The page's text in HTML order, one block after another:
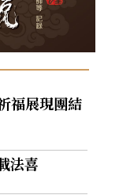
福展現團結
法喜